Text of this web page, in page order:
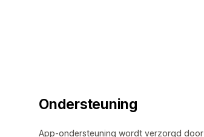
Ondersteuning
App-ondersteuning wordt verzorgd door